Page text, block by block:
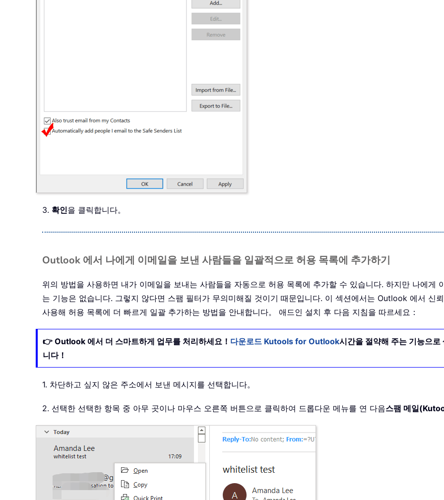
3. 확인을 클릭합니다。
Outlook 에서 나에게 이메일을 보낸 사람들을 일괄적으로 허용 목록에 추가하기
위의 방법을 사용하면 내가 이메일을 보내는 사람들을 자동으로 허용 목록에 추가할 수 있습니다. 하지만 나에게
는 기능은 없습니다. 그렇지 않다면 스팸 필터가 무의미해질 것이기 때문입니다. 이 섹션에서는 Outlook 에서
사용해 허용 목록에 더 빠르게 일괄 추가하는 방법을 안내합니다。 애드인 설치 후 다음 지침을 따르세요：
👉 Outlook 에서 더 스마트하게 업무를 처리하세요！ 다운로드 Kutools for Outlook시간을 절약해 주는 기능으
니다！
1. 차단하고 싶지 않은 주소에서 보낸 메시지를 선택합니다。
2. 선택한 선택한 항목 중 아무 곳이나 마우스 오른쪽 버튼으로 클릭하여 드롭다운 메뉴를 연 다음스팸 메일